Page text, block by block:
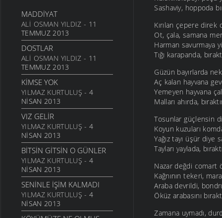
27 KASIM 2011
BILEMEDIM
24 KASIM 2011
VARDIR
5 KASIM 2011
TOPRAKTIR
5 KASIM 2011
BITTI ÖĞRETMENIM
22 AĞUSTOS 2011
GENÇIYAN
15 AĞUSTOS 2011
ALDIRMA GÜLÜM
13 AĞUSTOS 2011
BENDE VARIM
24 TEMMUZ 2011
SARI KIZ
MADDIYAT
ALI OSMAN YILDIZ - 11
TEMMUZ 2013
DOSTLAR
ALI OSMAN YILDIZ - 11
TEMMUZ 2013
KIMSE YOK
YILMAZ KURTULUŞ - 4
NISAN 2013
VIZ GELIR
YILMAZ KURTULUŞ - 4
NISAN 2013
BITSIN GITSIN O GÜNLER
YILMAZ KURTULUŞ - 4
NISAN 2013
SENINLE İŞIM KALMADI
YILMAZ KURTULUŞ - 4
NISAN 2013
Sashaviy, hoppoda
Kırılan çepere direk
Ot, çala, samana
Harman savurmaya
Tığı karapanda,
Güzün bayırlarda
Aç kalan hayvana
Yemeyen hayvana
Malları ahırda,
Tosunlar güçlensin
Koyun kuzuları
Yağız tayı üşür diye
Tayları yaylada,
Nazar değdi comart
Kağnının tekeri,
Araba devrildi,
Öküz arabasını
Zamana uymadı,